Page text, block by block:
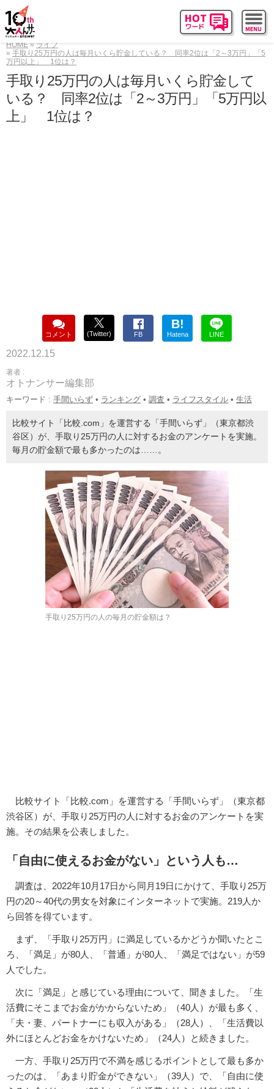
HOME
ライフ
手取り25万円の人は毎月いくら貯金している？ 同率2位は「2～3万円」「5
万円以上」 1位は？
手取り25万円の人は毎月いくら貯金して
いる？ 同率2位は「2～3万円」「5万円以
上」 1位は？
コメント (Twitter) FB
B!
Hatena LINE
2022.12.15
著者 :
オトナンサー編集部
キーワード : 手間いらず • ランキング • 調査 • ライフスタイル • 生活
比較サイト「比較.com」を運営する「手間いらず」（東京都渋
谷区）が、手取り25万円の人に対するお金のアンケートを実施。
毎月の貯金額で最も多かったのは……。
手取り25万円の人の毎月の貯金額は？
比較サイト「比較.com」を運営する「手間いらず」（東京都
渋谷区）が、手取り25万円の人に対するお金のアンケートを実
施。その結果を公表しました。
「自由に使えるお金がない」という人も…
調査は、2022年10月17日から同月19日にかけて、手取り25万
円の20～40代の男女を対象にインターネットで実施。219人か
ら回答を得ています。
まず、「手取り25万円」に満足しているかどうか聞いたとこ
ろ、「満足」が80人、「普通」が80人、「満足ではない」が59
人でした。
次に「満足」と感じている理由について、聞きました。「生
活費にそこまでお金がかからないため」（40人）が最も多く、
「夫・妻、パートナーにも収入がある」（28人）、「生活費以
外にほとんどお金をかけないため」（24人）と続きました。
一方、手取り25万円で不満を感じるポイントとして最も多か
ったのは、「あまり貯金ができない」（39人）で、「自由に使